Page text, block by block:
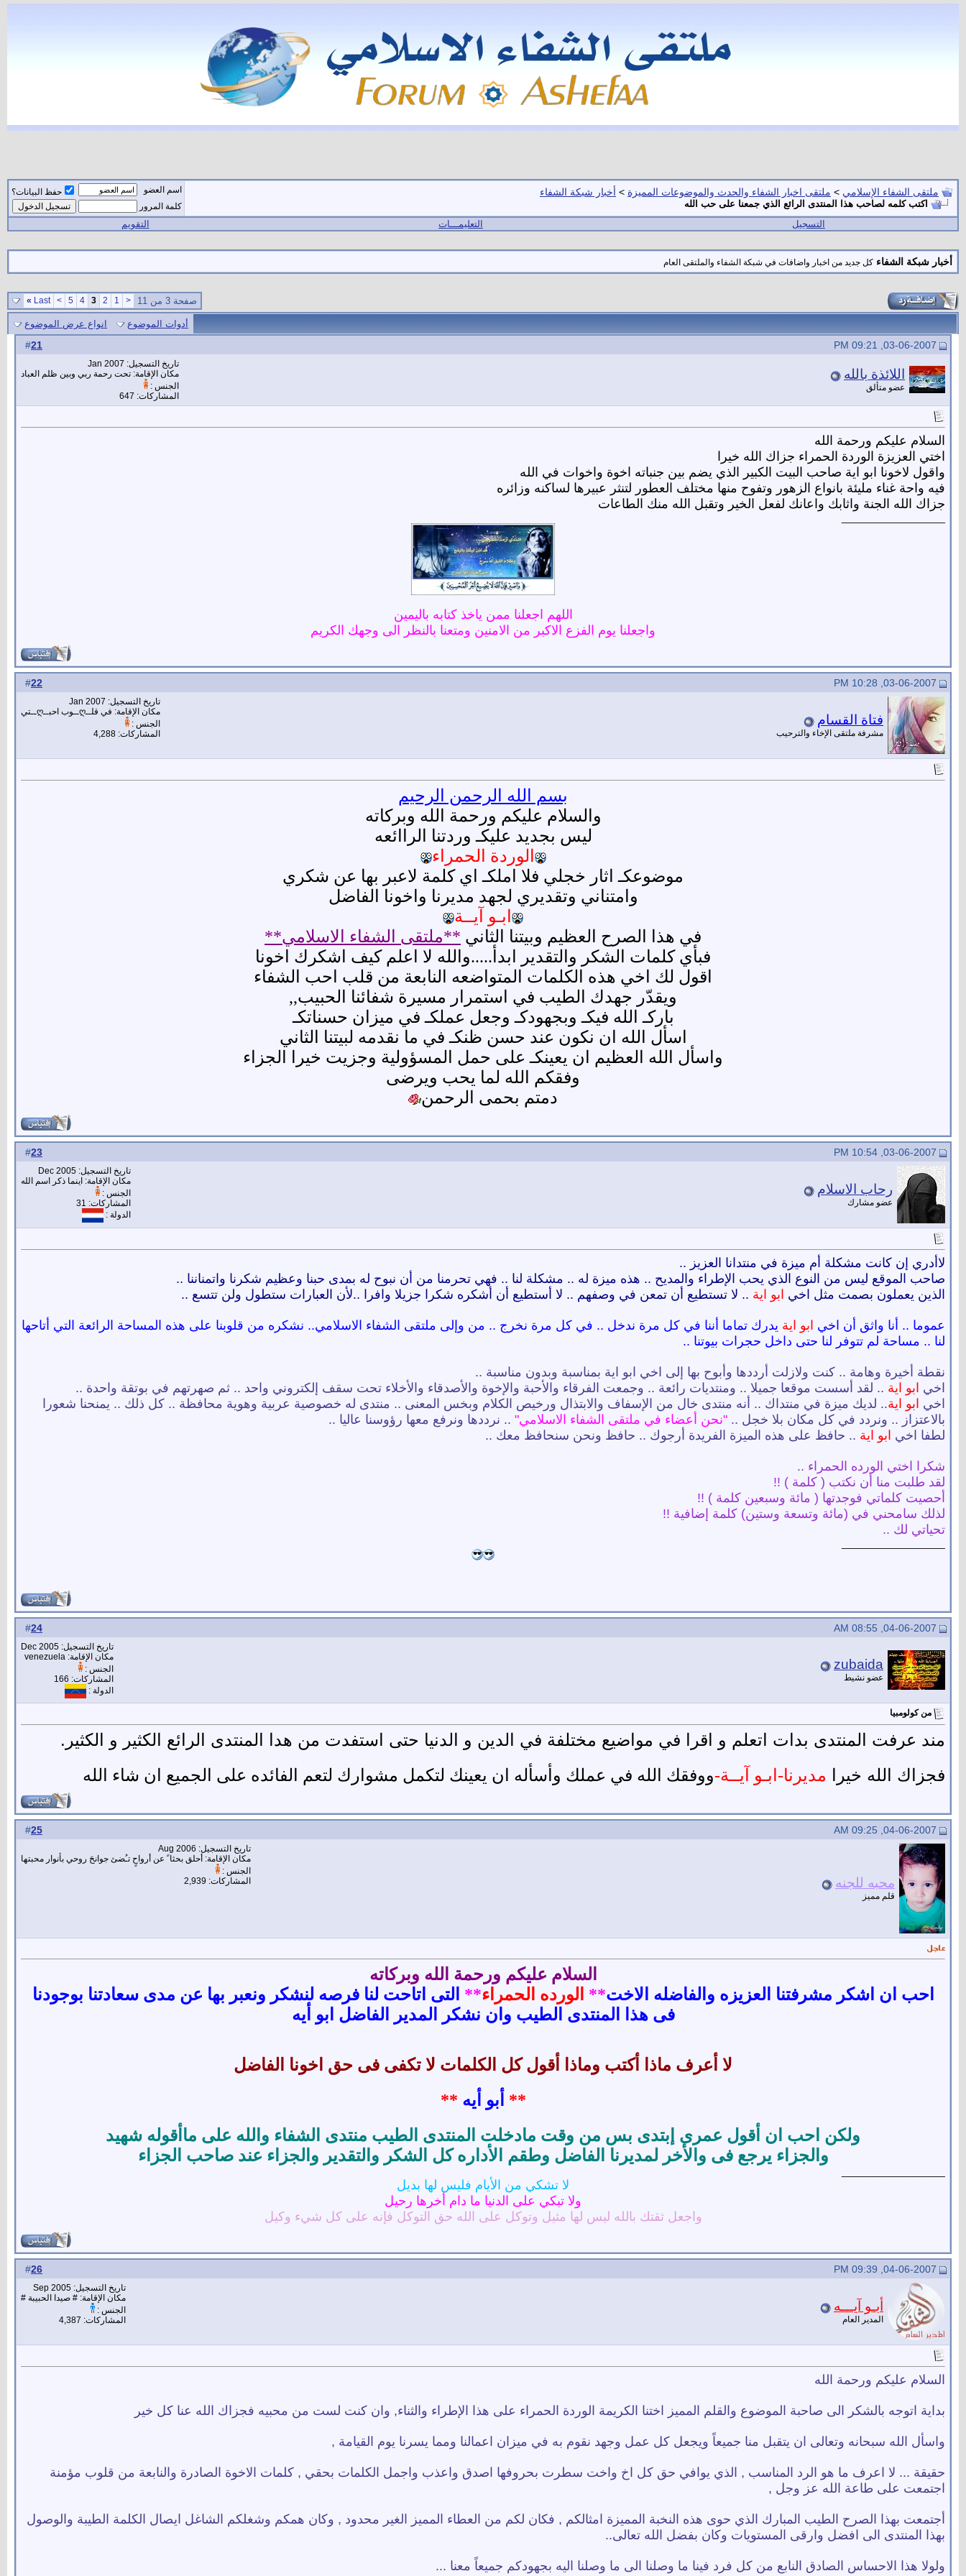
ملتقى الشفاء الإسلامي > ملتقى اخبار الشفاء والحدث والموضوعات المميزة > أخبار شبكة الشفاء
اكتب كلمه لصاحب هذا المنتدى الرائع الذي جمعنا على حب الله
اسم العضو
حفظ البيانات؟
كلمة المرور
التسجيل التعليمـــات التقويم
أخبار شبكة الشفاء كل جديد من اخبار واضافات في شبكة الشفاء والملتقى العام
صفحة 3 من 11 <
1
2
3
4
5
>
Last
»
أدوات الموضوع انواع عرض الموضوع
21
اللائذة بالله
عضو متألق
تاريخ التسجيل: Jan 2007
مكان الإقامة: تحت رحمة ربي وبين ظلم العباد
الجنس :
المشاركات: 647
السلام عليكم ورحمة الله
اختي العزيزة الوردة الحمراء جزاك الله خيرا
واقول لاخونا ابو اية صاحب البيت الكبير الذي يضم بين جنباته اخوة واخوات في الله
فيه واحة غناء مليئة بانواع الزهور وتفوح منها مختلف العطور لتنثر عبيرها لساكنه وزائره
جزاك الله الجنة واثابك واعانك لفعل الخير وتقبل الله منك الطاعات
اللهم اجعلنا ممن ياخذ كتابه باليمين
واجعلنا يوم الفزع الاكبر من الامنين ومتعنا بالنظر الى وجهك الكريم
22
فتاة القسام
مشرفة ملتقى الإخاء والترحيب
تاريخ التسجيل: Jan 2007
مكان الإقامة: في قلــღــوب احبــღــتي
الجنس :
المشاركات: 4,288
بسم الله الرحمن الرحيم
والسلام عليكم ورحمة الله وبركاته
ليس بجديد عليكـ وردتنا الراائعه
الوردة الحمراء
موضوعكـ اثار خجلي فلا املكـ اي كلمة لاعبر بها عن شكري
وامتناني وتقديري لجهد مديرنا واخونا الفاضل
ابـو آيــة
في هذا الصرح العظيم وبيتنا الثاني **ملتقى الشفاء الاسلامي**
فبأي كلمات الشكر والتقدير ابدأ.....والله لا اعلم كيف اشكرك اخونا
اقول لك اخي هذه الكلمات المتواضعه النابعة من قلب احب الشفاء
ويقدّر جهدك الطيب في استمرار مسيرة شفائنا الحبيب,,
باركـ الله فيكـ وبجهودكـ وجعل عملكـ في ميزان حسناتكـ
اسأل الله ان نكون عند حسن ظنكـ في ما نقدمه لبيتنا الثاني
واسأل الله العظيم ان يعينكـ على حمل المسؤولية وجزيت خيرا الجزاء
وفقكم الله لما يحب ويرضى
دمتم بحمى الرحمن
23
رحاب الاسلام
عضو مشارك
تاريخ التسجيل: Dec 2005
مكان الإقامة: اينما ذكر اسم الله
الجنس :
المشاركات: 31
الدولة :
لاأدري إن كانت مشكلة أم ميزة في منتدانا العزيز ..
صاحب الموقع ليس من النوع الذي يحب الإطراء والمديح .. هذه ميزة له .. مشكلة لنا .. فهي تحرمنا من أن نبوح له بمدى حبنا وعظيم شكرنا واتمناننا ..
الذين يعملون بصمت مثل اخي ابو اية .. لا تستطيع أن تمعن في وصفهم .. لا أستطيع أن أشكره شكرا جزيلا وافرا ..لأن العبارات ستطول ولن تتسع ..
عموما .. أنا واثق أن اخي ابو اية يدرك تماما أننا في كل مرة ندخل .. في كل مرة نخرج .. من وإلى ملتقى الشفاء الاسلامي.. نشكره من قلوبنا على هذه المساحة الرائعة التي أتاحها
لنا .. مساحة لم تتوفر لنا حتى داخل حجرات بيوتنا ..
نقطة أخيرة وهامة .. كنت ولازلت أرددها وأبوح بها إلى اخي ابو اية بمناسبة وبدون مناسبة ..
اخي ابو اية .. لقد أسست موقعا جميلا .. ومنتديات رائعة .. وجمعت الفرقاء والأحبة والإخوة والأصدقاء والأخلاء تحت سقف إلكتروني واحد .. ثم صهرتهم في بوتقة واحدة ..
اخي ابو اية.. لديك ميزة في منتداك .. أنه منتدى خال من الإسفاف والابتذال ورخيص الكلام وبخس المعنى .. منتدى له خصوصية عربية وهوية محافظة .. كل ذلك .. يمنحنا شعورا
بالاعتزاز .. ونردد في كل مكان بلا خجل .. "نحن أعضاء في ملتقى الشفاء الاسلامي" .. نرددها ونرفع معها رؤوسنا عاليا ..
لطفا اخي ابو اية .. حافظ على هذه الميزة الفريدة أرجوك .. حافظ ونحن سنحافظ معك ..
شكرا اختي الورده الحمراء ..
لقد طلبت منا أن نكتب ( كلمة ) !!
أحصيت كلماتي فوجدتها ( مائة وسبعين كلمة ) !!
لذلك سامحني في (مائة وتسعة وستين) كلمة إضافية !!
تحياتي لك ..
24
zubaida
عضو نشيط
تاريخ التسجيل: Dec 2005
مكان الإقامة: venezuela
الجنس :
المشاركات: 166
الدولة :
من كولومبيا
مند عرفت المنتدى بدات اتعلم و اقرا في مواضيع مختلفة في الدين و الدنيا حتى استفدت من هدا المنتدى الرائع الكثير و الكثير.
فجزاك الله خيرا مديرنا-ابـو آيــة-ووفقك الله في عملك وأسأله ان يعينك لتكمل مشوارك لتعم الفائده على الجميع ان شاء الله
25
محبه للجنه
قلم مميز
تاريخ التسجيل: Aug 2006
مكان الإقامة: أحلق بحثا ً عن أرواحٍ تـُضئ جوانحَ روحي بأنوار محبتها
الجنس :
المشاركات: 2,939
السلام عليكم ورحمة الله وبركاته
احب ان اشكر مشرفتنا العزيزه والفاضله الاخت** الورده الحمراء** التى اتاحت لنا فرصه لنشكر ونعبر بها عن مدى سعادتنا بوجودنا
فى هذا المنتدى الطيب وان نشكر المدير الفاضل ابو أيه
لا أعرف ماذا أكتب وماذا أقول كل الكلمات لا تكفى فى حق اخونا الفاضل
** أبو أيه **
ولكن احب ان أقول عمرى إبتدى بس من وقت مادخلت المنتدى الطيب منتدى الشفاء والله على ماأقوله شهيد
والجزاء يرجع فى والأخر لمديرنا الفاضل وطقم الأداره كل الشكر والتقدير والجزاء عند صاحب الجزاء
لا تشكي من الأيام فليس لها بديل
ولا تبكي على الدنيا ما دام أخرها رحيل
واجعل ثقتك بالله ليس لها مثيل وتوكل على الله حق التوكل فإنه على كل شيء وكيل
26
أبـو آيـــه
المدير العام
تاريخ التسجيل: Sep 2005
مكان الإقامة: # صيدا الحبيبة #
الجنس :
المشاركات: 4,387
السلام عليكم ورحمة الله
بداية اتوجه بالشكر الى صاحبة الموضوع والقلم المميز اختنا الكريمة الوردة الحمراء على هذا الإطراء والثناء, وان كنت لست من محبيه فجزاك الله عنا كل خير
واسأل الله سبحانه وتعالى ان يتقبل منا جميعاً ويجعل كل عمل وجهد نقوم به في ميزان اعمالنا ومما يسرنا يوم القيامة ,
حقيقة ... لا اعرف ما هو الرد المناسب , الذي يوافي حق كل اخ واخت سطرت بحروفها اصدق واعذب واجمل الكلمات بحقي , كلمات الاخوة الصادرة والنابعة من قلوب مؤمنة
اجتمعت على طاعة الله عز وجل ,
أجتمعت بهذا الصرح الطيب المبارك الذي حوى هذه النخبة المميزة امثالكم , فكان لكم من العطاء المميز الغير محدود , وكان همكم وشغلكم الشاغل ايصال الكلمة الطيبة والوصول
بهذا المنتدى الى افضل وارقى المستويات وكان بفضل الله تعالى..
ولولا هذا الاحساس الصادق النابع من كل فرد فينا ما وصلنا الى ما وصلنا اليه بجهودكم جميعاً معنا ...